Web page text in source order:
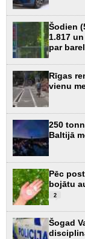
Šodien
1.817
par
Rīgas
vienu
250
Baltijā
Pēc
bojātu
2
Šogad